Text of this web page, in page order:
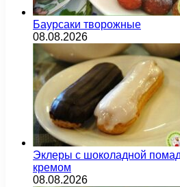
Баурсаки творожные
08.08.2026
Эклеры с шоколадной
кремом
08.08.2026